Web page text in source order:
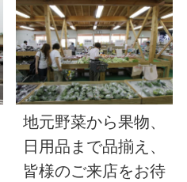
地元野菜から果物、
日用品まで品揃え、
皆様のご来店をお待